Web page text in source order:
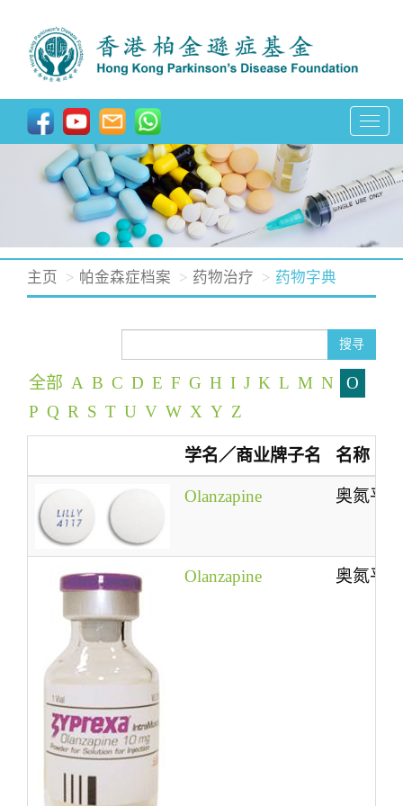
T
o
g
g
e
a
i
o
n
主页 帕金森症档案 药物治疗 药物字典
搜寻
全部 A B C D E F G H I J K L M N
O
P Q R S T U V W X Y Z
学名／商业牌子名 名称
Olanzapine 奥氮平
Olanzapine 奥氮平